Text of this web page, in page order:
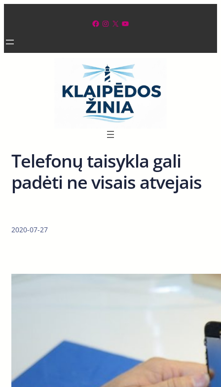
Facebook Instagram X YouTube
Telefonų taisykla gali
padėti ne visais atvejais
2020-07-27